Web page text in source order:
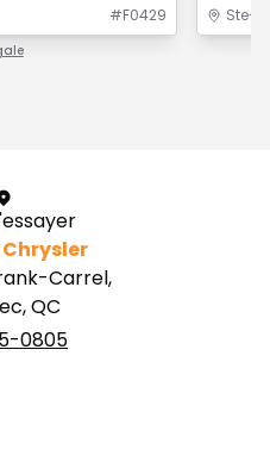
#F0429 Ste-
Carrel,
QC
0805